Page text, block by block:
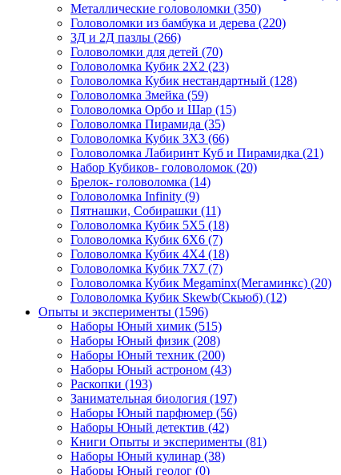
Металлические головоломки (350)
Головоломки из бамбука и дерева (220)
3Д и 2Д пазлы (266)
Головоломки для детей (70)
Головоломка Кубик 2Х2 (23)
Головоломка Кубик нестандартный (128)
Головоломка Змейка (59)
Головоломка Орбо и Шар (15)
Головоломка Пирамида (35)
Головоломка Кубик 3Х3 (66)
Головоломка Лабиринт Куб и Пирамидка (21)
Набор Кубиков- головоломок (20)
Брелок- головоломка (14)
Головоломка Infinity (9)
Пятнашки, Собирашки (11)
Головоломка Кубик 5Х5 (18)
Головоломка Кубик 6Х6 (7)
Головоломка Кубик 4Х4 (18)
Головоломка Кубик 7Х7 (7)
Головоломка Кубик Megaminx(Мегаминкс) (20)
Головоломка Кубик Skewb(Скьюб) (12)
Опыты и эксперименты (1596)
Наборы Юный химик (515)
Наборы Юный физик (208)
Наборы Юный техник (200)
Наборы Юный астроном (43)
Раскопки (193)
Занимательная биология (197)
Наборы Юный парфюмер (56)
Наборы Юный детектив (42)
Книги Опыты и эксперименты (81)
Наборы Юный кулинар (38)
Наборы Юный геолог (0)